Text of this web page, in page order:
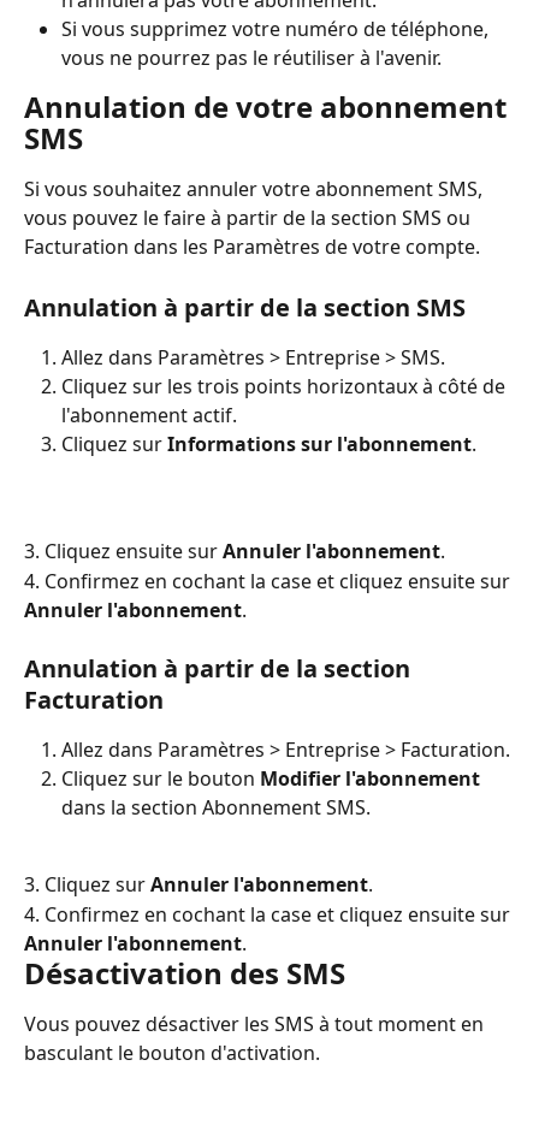
Si vous supprimez votre numéro de téléphone,
vous ne pourrez pas le réutiliser à l'avenir.
Annulation de votre abonnement
SMS
Si vous souhaitez annuler votre abonnement SMS,
vous pouvez le faire à partir de la section SMS ou
Facturation dans les Paramètres de votre compte.
Annulation à partir de la section SMS
Allez dans Paramètres > Entreprise > SMS.
Cliquez sur les trois points horizontaux à côté de
l'abonnement actif.
Cliquez sur Informations sur l'abonnement.
3. Cliquez ensuite sur Annuler l'abonnement.
4. Confirmez en cochant la case et cliquez ensuite sur
Annuler l'abonnement.
Annulation à partir de la section
Facturation
Allez dans Paramètres > Entreprise > Facturation.
Cliquez sur le bouton Modifier l'abonnement
dans la section Abonnement SMS.
3. Cliquez sur Annuler l'abonnement.
4. Confirmez en cochant la case et cliquez ensuite sur
Annuler l'abonnement.
Désactivation des SMS
Vous pouvez désactiver les SMS à tout moment en
basculant le bouton d'activation.